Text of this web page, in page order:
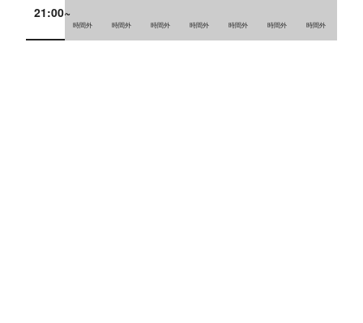
21:00~
時間外 時間外 時間外 時間外 時間外 時間外 時間外